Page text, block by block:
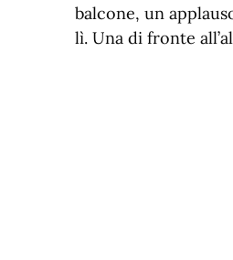
balcone, un
lì. Una di fronte